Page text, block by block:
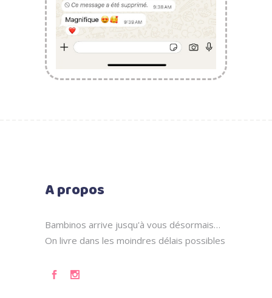
A propos
Bambinos arrive jusqu'à vous désormais…
On livre dans les moindres délais possibles